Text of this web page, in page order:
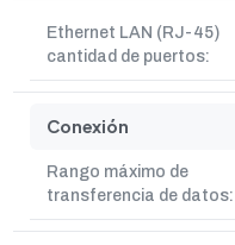
Ethernet LAN (RJ-45)
cantidad de puertos:
Conexión
Rango máximo de
transferencia de datos: